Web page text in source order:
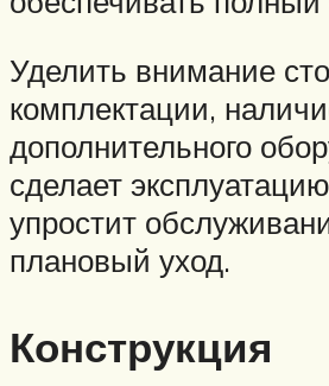
Уделить внимание
комплектации,
дополнительного
сделает
упростит
плановый уход.
Конструкция